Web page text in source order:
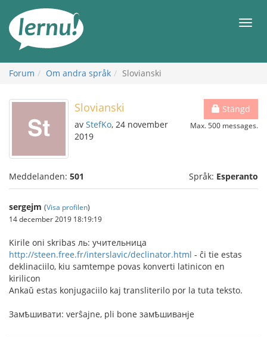
sidans
innehåll
Meny
Forum Om andra språk Slovianski
Stängd
Max. 500 messages.
Slovianski
av StefKo, 24 november
2019
Meddelanden: 501 Språk: Esperanto
sergejm (Visa profilen)
14 december 2019 18:19:19
Kirile oni skribas ль: учительница
http://steen.free.fr/interslavic/declinator.html - ĉi tie estas
deklinaciilo, kiu samtempe povas konverti latinicon en
kirilicon
Ankaŭ estas konjugaciilo kaj transliterilo por la tuta teksto.
Замѣшивати: verŝajne, pli bone замѣшиванje